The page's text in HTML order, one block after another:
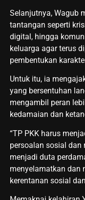
Selanjutnya, Wagub
tantangan seperti
digital, hingga
keluarga agar terus
pembentukan
Untuk itu, ia
yang bersentuhan
mengambil peran
kedamaian dan
“TP PKK harus
persoalan sosial dan
menjadi duta
menyelamatkan dan
kerentanan sosial